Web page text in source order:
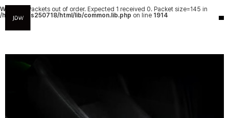
Warning
: Packets out of order. Expected 1 received 0. Packet size=145 in
/hosting/fs250718/html/lib/common.lib.php on line 1914